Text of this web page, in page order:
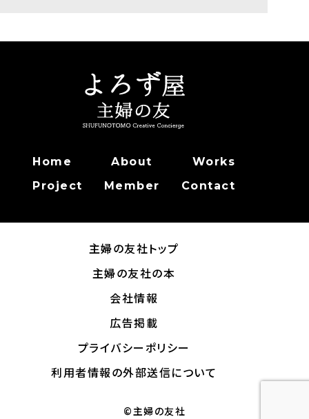
Home About
Works
Project
Member Contact
主婦の友社トップ
主婦の友社の本
会社情報
広告掲載
プライバシーポリシー
利用者情報の外部送信について
©主婦の友社